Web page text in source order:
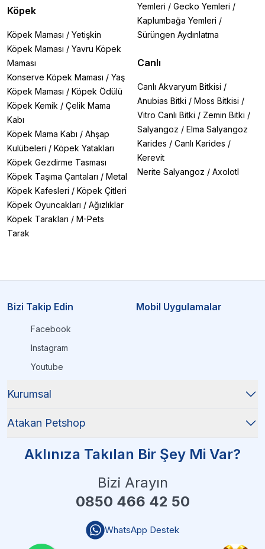
Köpek
Köpek Maması / Yetişkin
Köpek Maması / Yavru Köpek
Maması
Konserve Köpek Maması / Yaş
Köpek Maması / Köpek Ödülü
Köpek Kemik / Çelik Mama
Kabı
Köpek Mama Kabı / Ahşap
Kulübeleri / Köpek Yatakları
Köpek Gezdirme Tasması
Köpek Taşıma Çantaları / Metal
Köpek Kafesleri / Köpek Çitleri
Köpek Oyuncakları / Ağızlıklar
Köpek Tarakları / M-Pets
Tarak
Yemleri / Gecko Yemleri /
Kaplumbağa Yemleri /
Sürüngen Aydınlatma
Canlı
Canlı Akvaryum Bitkisi /
Anubias Bitki / Moss Bitkisi /
Vitro Canlı Bitki / Zemin Bitki /
Salyangoz / Elma Salyangoz
Karides / Canlı Karides /
Kerevit
Nerite Salyangoz / Axolotl
Bizi Takip Edin
Facebook
Instagram
Youtube
Mobil Uygulamalar
Kurumsal
Atakan Petshop
Aklınıza Takılan Bir Şey Mi Var?
Bizi Arayın
0850 466 42 50
WhatsApp Destek